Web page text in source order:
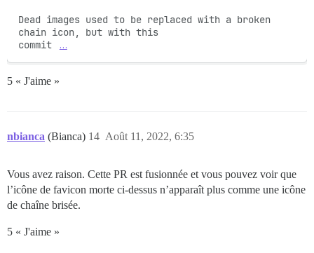
Dead images used to be replaced with a broken
chain icon, but with this
commit
…
5 « J'aime »
nbianca (Bianca) Août 11, 2022, 6:35
14
Vous avez raison. Cette PR est fusionnée et vous pouvez voir que
l’icône de favicon morte ci-dessus n’apparaît plus comme une icône
de chaîne brisée.
5 « J'aime »